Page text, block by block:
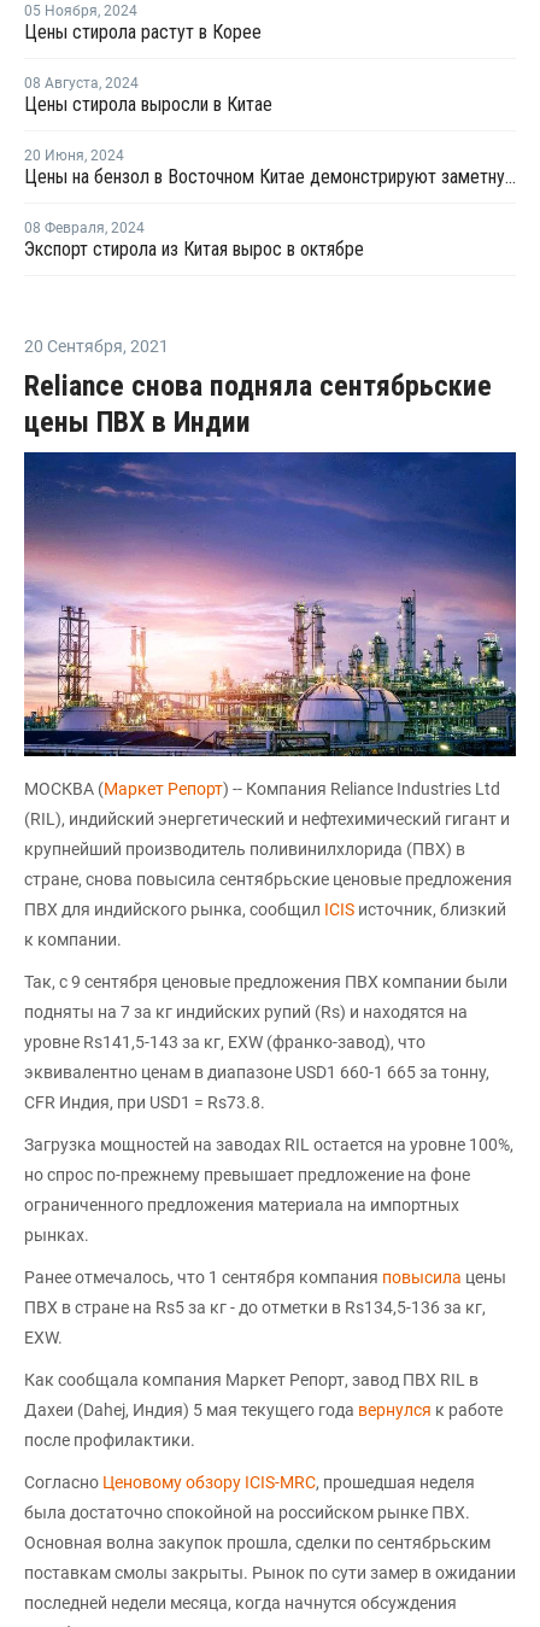
05 Ноября, 2024
Цены стирола растут в Корее
08 Августа, 2024
Цены стирола выросли в Китае
20 Июня, 2024
Цены на бензол в Восточном Китае демонстрируют заметную тенденцию к росту
08 Февраля, 2024
Экспорт стирола из Китая вырос в октябре
20 Сентября, 2021
Reliance снова подняла сентябрьские
цены ПВХ в Индии
МОСКВА (Маркет Репорт) -- Компания Reliance Industries Ltd
(RIL), индийский энергетический и нефтехимический гигант и
крупнейший производитель поливинилхлорида (ПВХ) в
стране, снова повысила сентябрьские ценовые предложения
ПВХ для индийского рынка, сообщил ICIS источник, близкий
к компании.
Так, с 9 сентября ценовые предложения ПВХ компании были
подняты на 7 за кг индийских рупий (Rs) и находятся на
уровне Rs141,5-143 за кг, EXW (франко-завод), что
эквивалентно ценам в диапазоне USD1 660-1 665 за тонну,
CFR Индия, при USD1 = Rs73.8.
Загрузка мощностей на заводах RIL остается на уровне 100%,
но спрос по-прежнему превышает предложение на фоне
ограниченного предложения материала на импортных
рынках.
Ранее отмечалось, что 1 сентября компания повысила цены
ПВХ в стране на Rs5 за кг - до отметки в Rs134,5-136 за кг,
EXW.
Как сообщала компания Маркет Репорт, завод ПВХ RIL в
Дахеи (Dahej, Индия) 5 мая текущего года вернулся к работе
после профилактики.
Согласно Ценовому обзору ICIS-MRC, прошедшая неделя
была достаточно спокойной на российском рынке ПВХ.
Основная волна закупок прошла, сделки по сентябрьским
поставкам смолы закрыты. Рынок по сути замер в ожидании
последней недели месяца, когда начнутся обсуждения